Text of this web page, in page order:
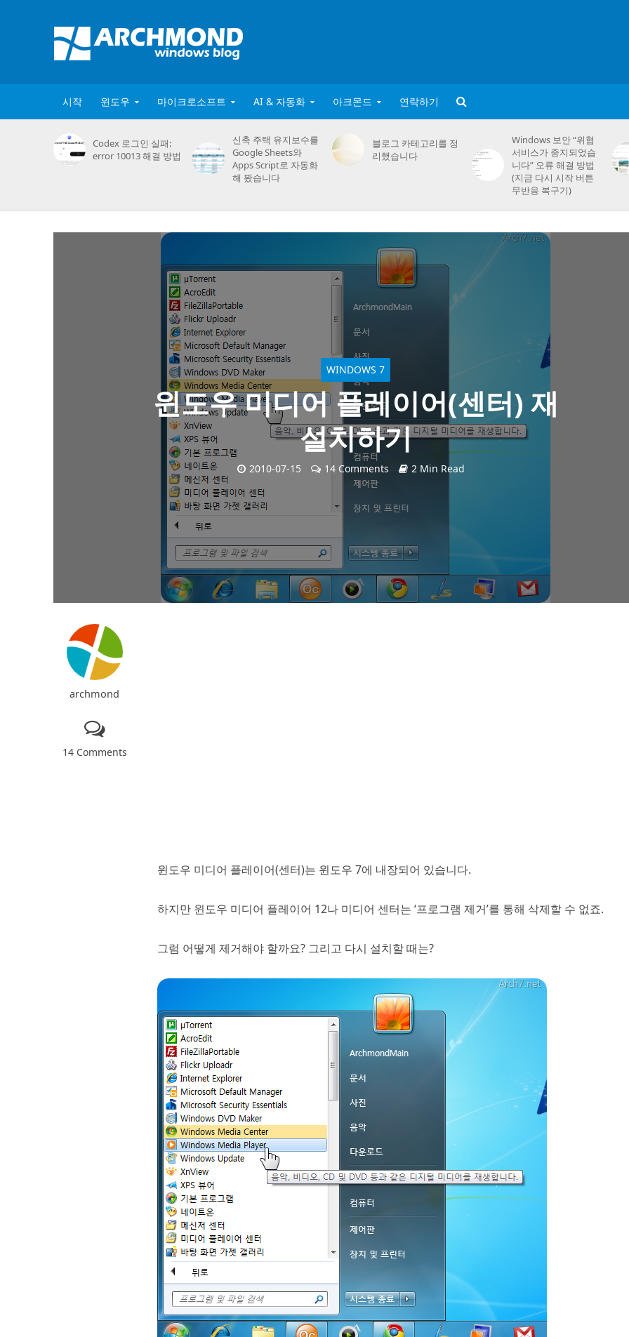
시작 윈도우 마이크로소프트 AI & 자동화 아크몬드 연락하기
Codex 로그인 실패:
error 10013 해결 방법
신축 주택 유지보수를
Google Sheets와
Apps Script로 자동화
해 봤습니다
블로그 카테고리를 정
리했습니다
Windows 보안 “위협
서비스가 중지되었습
니다” 오류 해결 방법
(지금 다시 시작 버튼
무반응 복구기)
WINDOWS 7
윈도우 미디어 플레이어(센터) 재
설치하기
2010-07-15 14 Comments 2 Min Read
archmond
14 Comments
윈도우 미디어 플레이어(센터)는 윈도우 7에 내장되어 있습니다.
하지만 윈도우 미디어 플레이어 12나 미디어 센터는 ‘프로그램 제거’를 통해 삭제할 수 없죠.
그럼 어떻게 제거해야 할까요? 그리고 다시 설치할 때는?